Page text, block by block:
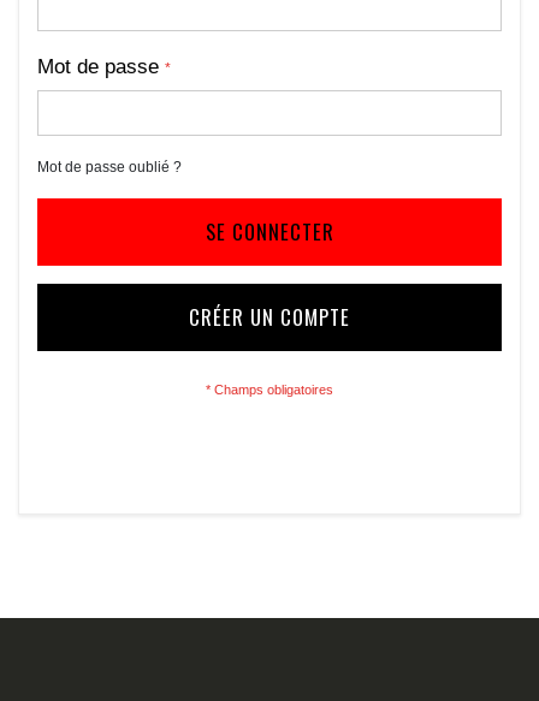
Mot de passe
Mot de passe oublié ?
SE CONNECTER
CRÉER UN COMPTE